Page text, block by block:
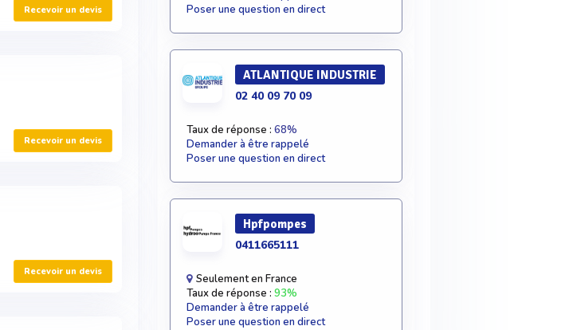
Recevoir un devis
Recevoir un devis
Recevoir un devis
Poser une question en direct
ATLANTIQUE INDUSTRIE
02 40 09 70 09
Taux de réponse : 68%
Demander à être rappelé
Poser une question en direct
Hpfpompes
0411665111
Seulement en France
Taux de réponse : 93%
Demander à être rappelé
Poser une question en direct